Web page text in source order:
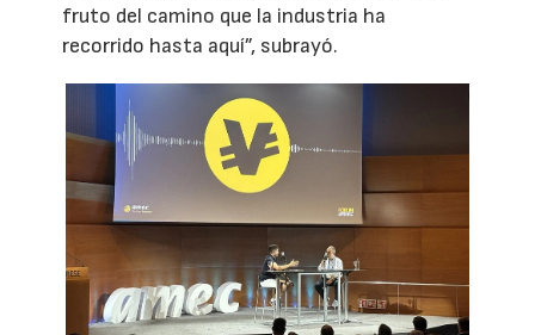
fruto del camino que la industria ha
recorrido hasta aquí”, subrayó.